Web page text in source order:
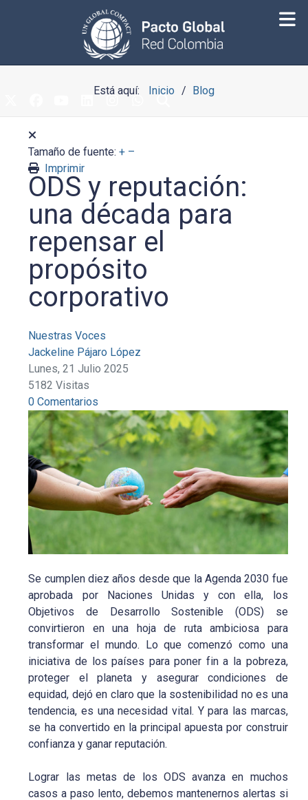
Está aquí: Inicio Blog
Tamaño de fuente: + –
Imprimir
ODS y reputación:
una década para
repensar el
propósito
corporativo
Nuestras Voces
Jackeline Pájaro López
Lunes, 21 Julio 2025
5182 Visitas
0 Comentarios
Se cumplen diez años desde que la Agenda 2030 fue
aprobada por Naciones Unidas y con ella, los
Objetivos de Desarrollo Sostenible (ODS) se
convirtieron en una hoja de ruta ambiciosa para
transformar el mundo. Lo que comenzó como una
iniciativa de los países para poner fin a la pobreza,
proteger el planeta y asegurar condiciones de
equidad, dejó en claro que la sostenibilidad no es una
tendencia, es una necesidad vital. Y para las marcas,
se ha convertido en la principal apuesta por construir
confianza y ganar reputación.
Lograr las metas de los ODS avanza en muchos
casos a paso lento, debemos mantenernos alertas si